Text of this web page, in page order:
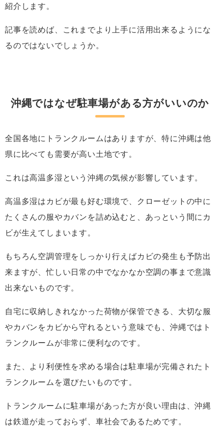
紹介します。
記事を読めば、これまでより上手に活用出来るようにな
るのではないでしょうか。
沖縄ではなぜ駐車場がある方がいいのか
全国各地にトランクルームはありますが、特に沖縄は他
県に比べても需要が高い土地です。
これは高温多湿という沖縄の気候が影響しています。
高温多湿はカビが最も好む環境で、クローゼットの中に
たくさんの服やカバンを詰め込むと、あっという間にカ
ビが生えてしまいます。
もちろん空調管理をしっかり行えばカビの発生も予防出
来ますが、忙しい日常の中でなかなか空調の事まで意識
出来ないものです。
自宅に収納しきれなかった荷物が保管できる、大切な服
やカバンをカビから守れるという意味でも、沖縄ではト
ランクルームが非常に便利なのです。
また、より利便性を求める場合は駐車場が完備されたト
ランクルームを選びたいものです。
トランクルームに駐車場があった方が良い理由は、沖縄
は鉄道が走っておらず、車社会であるためです。